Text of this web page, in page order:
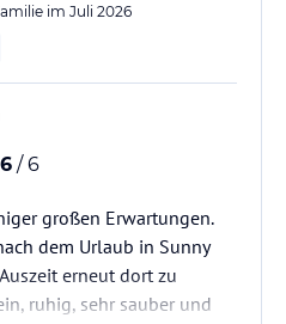
im Juli 2026
6 / 6
großen Erwartungen.
dem Urlaub in Sunny
erneut dort zu
ruhig, sehr sauber und